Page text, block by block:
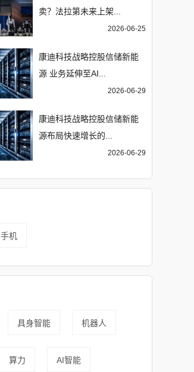
卖？法拉第未来上架...
2026-06-25
康迪科技战略控股信储新能
源 业务延伸至AI...
2026-06-29
康迪科技战略控股信储新能
源布局快速增长的...
2026-06-29
手机
具身智能 机器人
算力 AI智能